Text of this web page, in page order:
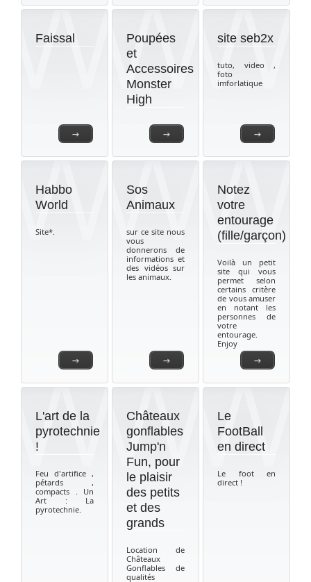
→
Faissal
→
Poupées
et
Accessoires
Monster
High
→
site seb2x
tuto, video ,
foto
imforlatique
→
Habbo
World
Site*.
→
Sos
Animaux
sur ce site nous
vous
donnerons de
informations et
des vidéos sur
les animaux.
→
Notez
votre
entourage
(fille/garçon)
Voilà un petit
site qui vous
permet selon
certains critère
de vous amuser
en notant les
personnes de
votre
entourage.
Enjoy
L'art de la
pyrotechnie
!
Feu d'artifice ,
pétards ,
compacts . Un
Art : La
pyrotechnie.
Châteaux
gonflables
Jump'n
Fun, pour
le plaisir
des petits
et des
grands
Location de
Châteaux
Gonflables de
qualités
Le
FootBall
en direct
Le foot en
direct !